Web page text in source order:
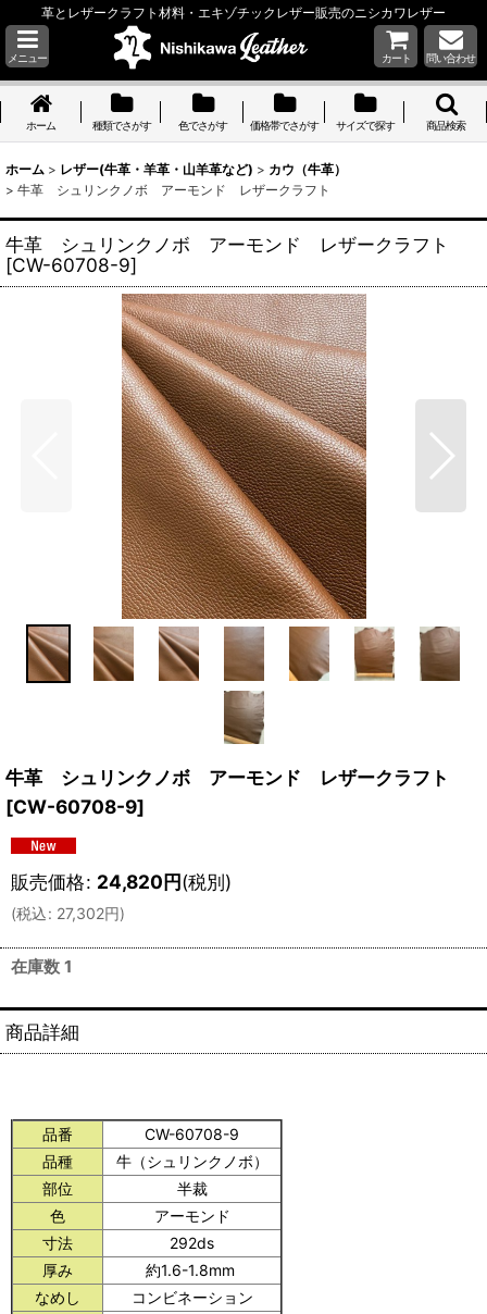
革とレザークラフト材料・エキゾチックレザー販売のニシカワレザー
メニュー カート 問い合わせ
ホーム 種類でさがす 色でさがす 価格帯でさがす サイズで探す 商品検索
ホーム > レザー(牛革・羊革・山羊革など) > カウ（牛革）
> 牛革 シュリンクノボ アーモンド レザークラフト
牛革 シュリンクノボ アーモンド レザークラフト
[CW-60708-9]
牛革 シュリンクノボ アーモンド レザークラフト
[CW-60708-9]
販売価格: 24,820円(税別)
(税込: 27,302円)
在庫数 1
商品詳細
品番
CW-60708-9
品種
牛（シュリンクノボ）
部位
半裁
色
アーモンド
寸法
292ds
厚み
約1.6-1.8mm
なめし
コンビネーション